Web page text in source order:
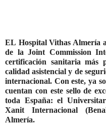
EL Hospital Vithas Almería
de laJoint Commission
certificación sanitaria más
calidad asistencial y de
internacional. Con este, ya
cuentan con este sello de
toda España: el
Xanit Internacional
Almería.